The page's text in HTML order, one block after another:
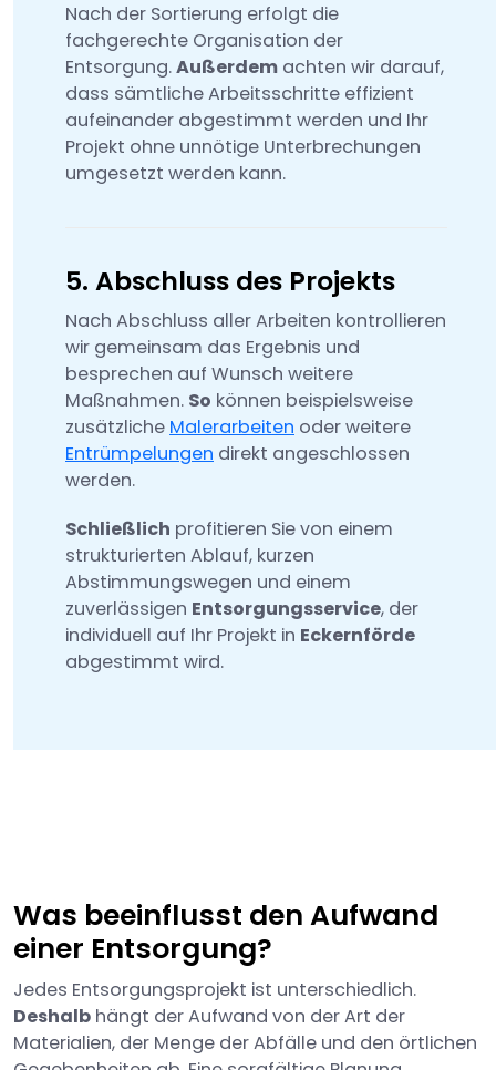
Nach der Sortierung erfolgt die
fachgerechte Organisation der
Entsorgung.Außerdem achten wir darauf,
dass sämtliche Arbeitsschritte effizient
aufeinander abgestimmt werden und Ihr
Projekt ohne unnötige Unterbrechungen
umgesetzt werden kann.
5. Abschluss des Projekts
Nach Abschluss aller Arbeiten kontrollieren
wir gemeinsam das Ergebnis und
besprechen auf Wunsch weitere
Maßnahmen. So können beispielsweise
zusätzliche Malerarbeiten oder weitere
Entrümpelungen direkt angeschlossen
werden.
Schließlich profitieren Sie von einem
strukturierten Ablauf, kurzen
Abstimmungswegen und einem
zuverlässigen Entsorgungsservice, der
individuell auf Ihr Projekt in Eckernförde
abgestimmt wird.
Was beeinflusst den Aufwand
einer Entsorgung?
Jedes Entsorgungsprojekt ist unterschiedlich.
Deshalb hängt der Aufwand von der Art der
Materialien, der Menge der Abfälle und den örtlichen